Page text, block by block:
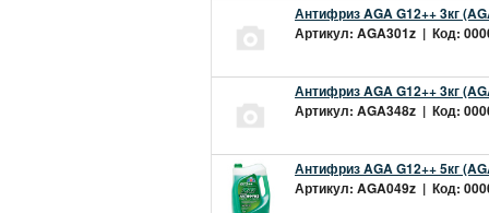
Антифриз AGA G12++ 3кг
Артикул: AGA301z | Код:
Антифриз AGA G12++ 3кг
Артикул: AGA348z | Код:
Антифриз AGA G12++ 5кг
Артикул: AGA049z | Код: